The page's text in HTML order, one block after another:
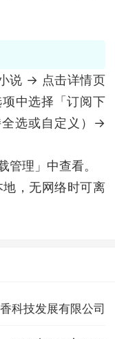
说 → 点击详情页
中选择「订阅下
选或自定义）→
理」中查看。
，无网络时可离
科技发展有限公司